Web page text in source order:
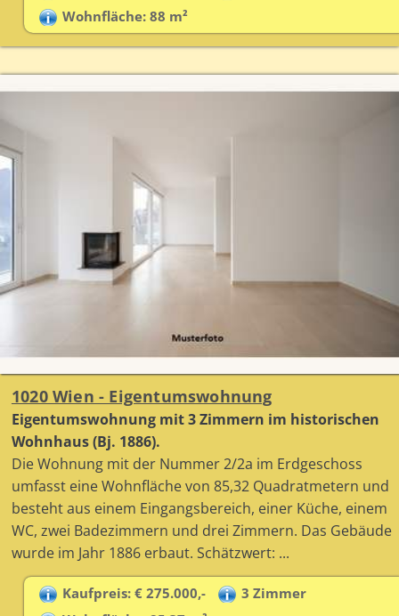
Wohnfläche: 88 m²
1020 Wien - Eigentumswohnung
Eigentumswohnung mit 3 Zimmern im historischen
Wohnhaus (Bj. 1886).
Die Wohnung mit der Nummer 2/2a im Erdgeschoss
umfasst eine Wohnfläche von 85,32 Quadratmetern und
besteht aus einem Eingangsbereich, einer Küche, einem
WC, zwei Badezimmern und drei Zimmern. Das Gebäude
wurde im Jahr 1886 erbaut. Schätzwert: ...
Kaufpreis: € 275.000,-
3 Zimmer